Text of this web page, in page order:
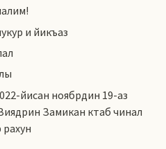
и йикъаз
йисан ноябрдин 19-аз
Замикан ктаб чинал